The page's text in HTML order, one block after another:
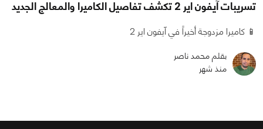
تسريبات آيفون اير 2 تكشف تفاصيل الكاميرا والمعالج الجديد
📱 كاميرا مزدوجة أخيراً في آيفون اير 2
بقلم محمد ناصر
منذ شهر